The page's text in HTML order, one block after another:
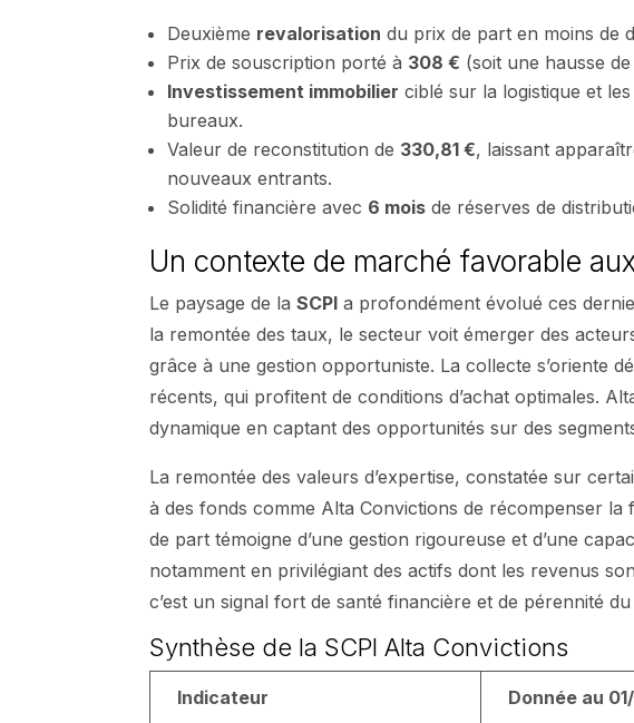
Deuxième revalorisation du prix de part en moins de
Prix de souscription porté à 308 € (soit une hausse
Investissement immobilier ciblé sur la logistique et
bureaux.
Valeur de reconstitution de 330,81 €, laissant
nouveaux entrants.
Solidité financière avec 6 mois de réserves de
Un contexte de marché favorable
Le paysage de laSCPI a profondément évolué ces
la remontée des taux, le secteur voit émerger des
grâce à une gestion opportuniste. La collecte s’oriente
récents, qui profitent de conditions d’achat optimales.
dynamique en captant des opportunités sur des
La remontée des valeurs d’expertise, constatée sur
à des fonds comme Alta Convictions de récompenser la
de part témoigne d’une gestion rigoureuse et d’une
notamment en privilégiant des actifs dont les revenus
c’est un signal fort de santé financière et de pérennité
Synthèse de la SCPI Alta Convictions
Indicateur Donnée au